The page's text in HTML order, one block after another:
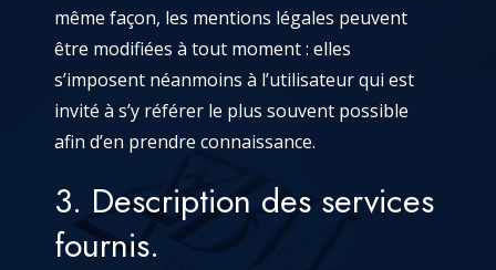
même façon, les mentions légales peuvent
être modifiées à tout moment : elles
s’imposent néanmoins à l’utilisateur qui est
invité à s’y référer le plus souvent possible
afin d’en prendre connaissance.
3. Description des services
fournis.